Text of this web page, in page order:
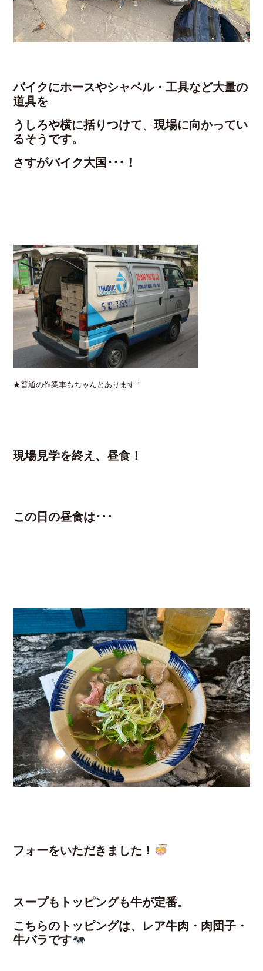
バイクにホースやシャベル・工具など大量の
道具を
うしろや横に括りつけて、現場に向かってい
るそうです。
さすがバイク大国･･･！
★普通の作業車もちゃんとあります！
現場見学を終え、昼食！
この日の昼食は･･･
フォーをいただきました！
スープもトッピングも牛が定番。
こちらのトッピングは、レア牛肉・肉団子・
牛バラです